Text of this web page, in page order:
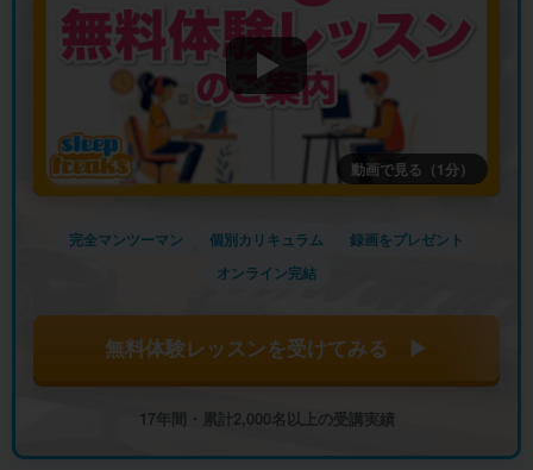
動画で見る（1分）
完全マンツーマン 個別カリキュラム
録画をプレゼント
オンライン完結
無料体験レッスンを受けてみる ▶
17年間・累計2,000名以上の受講実績